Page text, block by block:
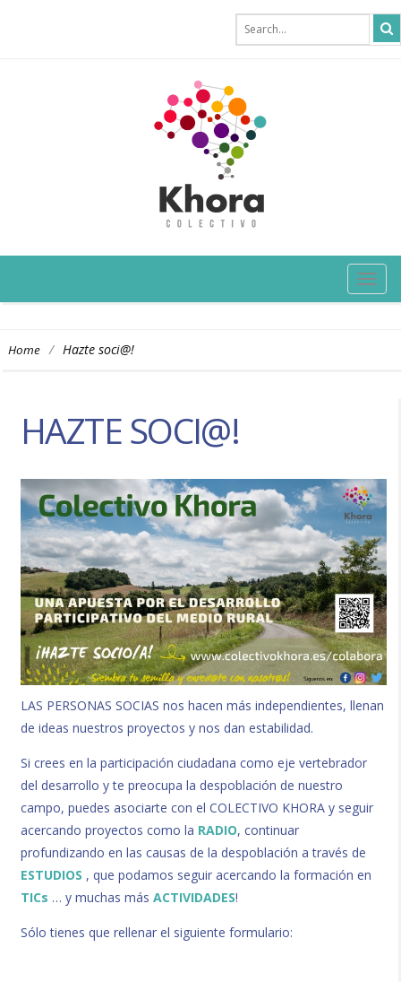
Home / Hazte soci@!
HAZTE SOCI@!
LAS PERSONAS SOCIAS nos hacen más independientes, llenan
de ideas nuestros proyectos y nos dan estabilidad.
Si crees en la participación ciudadana como eje vertebrador
del desarrollo y te preocupa la despoblación de nuestro
campo, puedes asociarte con el COLECTIVO KHORA y seguir
acercando proyectos como la RADIO, continuar
profundizando en las causas de la despoblación a través de
ESTUDIOS , que podamos seguir acercando la formación en
TICs … y muchas másACTIVIDADES!
Sólo tienes que rellenar el siguiente formulario: